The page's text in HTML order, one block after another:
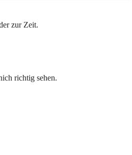
zur Zeit.
richtig sehen.